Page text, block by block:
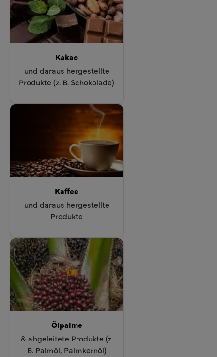
Kakao
und daraus hergestellte
Produkte (z. B. Schokolade)
Kaffee
und daraus hergestellte
Produkte
Ölpalme
& abgeleitete Produkte (z.
B. Palmöl, Palmkernöl)